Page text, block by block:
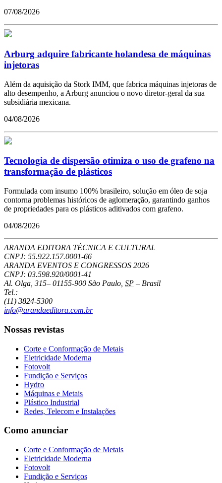
07/08/2026
Arburg adquire fabricante holandesa de máquinas
injetoras
Além da aquisição da Stork IMM, que fabrica máquinas injetoras de
alto desempenho, a Arburg anunciou o novo diretor-geral da sua
subsidiária mexicana.
04/08/2026
Tecnologia de dispersão otimiza o uso de grafeno na
transformação de plásticos
Formulada com insumo 100% brasileiro, solução em óleo de soja
contorna problemas históricos de aglomeração, garantindo ganhos
de propriedades para os plásticos aditivados com grafeno.
04/08/2026
ARANDA EDITORA TÉCNICA E CULTURAL
CNPJ: 55.922.157.0001-66
ARANDA EVENTOS E CONGRESSOS 2026
CNPJ: 03.598.920/0001-41
Al. Olga, 315– 01155-900 São Paulo SP – Brasil
Tel.:
(11) 3824-5300
info@arandaeditora.com.br
Nossas revistas
Corte e Conformação de Metais
Eletricidade Moderna
Fotovolt
Fundição e Serviços
Hydro
Máquinas e Metais
Plástico Industrial
Redes, Telecom e Instalações
Como anunciar
Corte e Conformação de Metais
Eletricidade Moderna
Fotovolt
Fundição e Serviços